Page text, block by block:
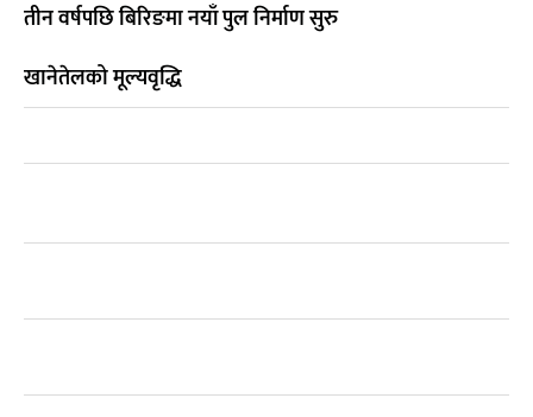
तीन वर्षपछि बिरिङमा नयाँ पुल निर्माण सुरु
खानेतेलको मूल्यवृद्धि